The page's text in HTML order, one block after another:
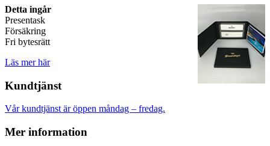
Detta ingår
Presentask
Försäkring
Fri bytesrätt
Läs mer här
Kundtjänst
Vår kundtjänst är öppen måndag – fredag.
Mer information